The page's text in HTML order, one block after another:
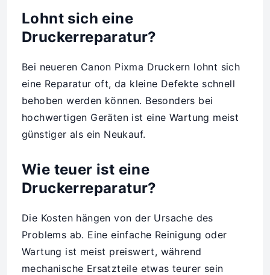
Lohnt sich eine
Druckerreparatur?
Bei neueren Canon Pixma Druckern lohnt sich
eine Reparatur oft, da kleine Defekte schnell
behoben werden können. Besonders bei
hochwertigen Geräten ist eine Wartung meist
günstiger als ein Neukauf.
Wie teuer ist eine
Druckerreparatur?
Die Kosten hängen von der Ursache des
Problems ab. Eine einfache Reinigung oder
Wartung ist meist preiswert, während
mechanische Ersatzteile etwas teurer sein